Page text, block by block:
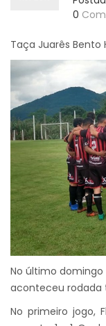
0
Taça Juarês Bento
No último domingo
aconteceu rodada
No primeiro jogo,